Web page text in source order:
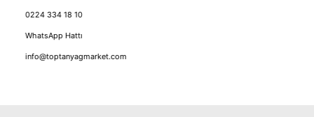
0224 334 18 10
WhatsApp Hattı
info@toptanyagmarket.com